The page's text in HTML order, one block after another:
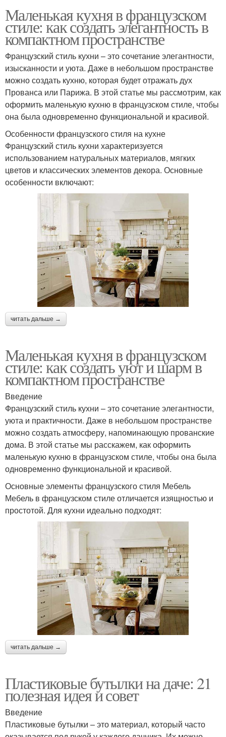
Маленькая кухня в французском
стиле: как создать элегантность в
компактном пространстве
Французский стиль кухни – это сочетание элегантности,
изысканности и уюта. Даже в небольшом пространстве
можно создать кухню, которая будет отражать дух
Прованса или Парижа. В этой статье мы рассмотрим, как
оформить маленькую кухню в французском стиле, чтобы
она была одновременно функциональной и красивой.
Особенности французского стиля на кухне
Французский стиль кухни характеризуется
использованием натуральных материалов, мягких
цветов и классических элементов декора. Основные
особенности включают:
читать дальше →
Маленькая кухня в французском
стиле: как создать уют и шарм в
компактном пространстве
Введение
Французский стиль кухни – это сочетание элегантности,
уюта и практичности. Даже в небольшом пространстве
можно создать атмосферу, напоминающую прованские
дома. В этой статье мы расскажем, как оформить
маленькую кухню в французском стиле, чтобы она была
одновременно функциональной и красивой.
Основные элементы французского стиля Мебель
Мебель в французском стиле отличается изящностью и
простотой. Для кухни идеально подходят:
читать дальше →
Пластиковые бутылки на даче: 21
полезная идея и совет
Введение
Пластиковые бутылки – это материал, который часто